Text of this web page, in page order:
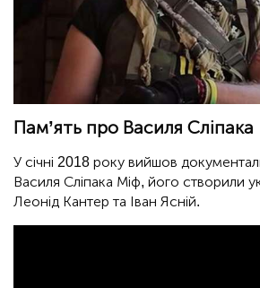
Пам’ять про Василя Сліпака
У січні 2018 року вийшов
Василя Сліпака Міф, його створили
Леонід Кантер та Іван Ясній.